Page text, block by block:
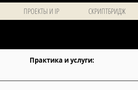
ПРОЕКТЫ И IP СКРИПТБРИДЖ
Практика и услуги: